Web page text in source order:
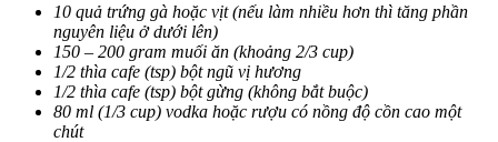
10 quả trứng gà hoặc vịt (nếu làm nhiều hơn thì tăng phần
nguyên liệu ở dưới lên)
150 – 200 gram muối ăn (khoảng 2/3 cup)
1/2 thìa cafe (tsp) bột ngũ vị hương
1/2 thìa cafe (tsp) bột gừng (không bắt buộc)
80 ml (1/3 cup) vodka hoặc rượu có nồng độ cồn cao một
chút